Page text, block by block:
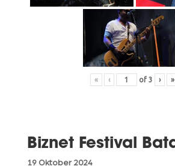
« ‹ of3 › »
Biznet Festival
19 Oktober 2024